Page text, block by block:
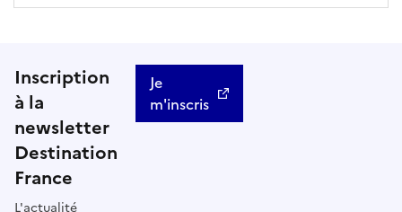
Inscription
à la
newsletter
Destination
France
L'actualité
Je
m'inscris